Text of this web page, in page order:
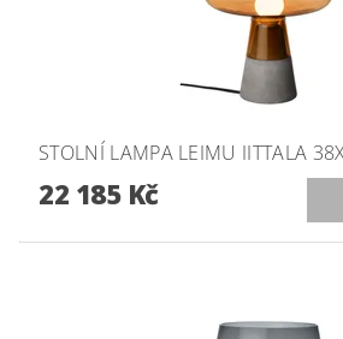
STOLNÍ LAMPA LEIMU IITTALA
22 185 Kč